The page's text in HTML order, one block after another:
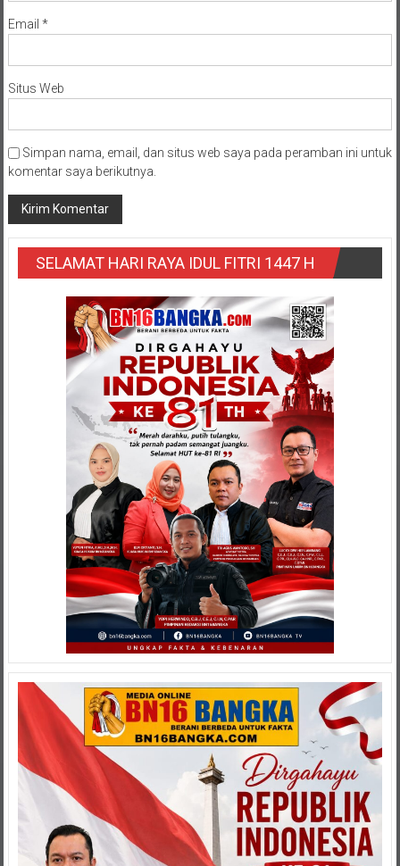
Email *
Situs Web
Simpan nama, email, dan situs web saya pada peramban ini untuk
komentar saya berikutnya.
SELAMAT HARI RAYA IDUL FITRI 1447 H